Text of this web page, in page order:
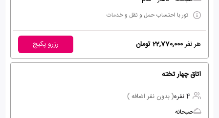
تور با احتساب حمل و نقل و خدمات
هر نفر22,770,000 تومان رزرو پکیج
اتاق چهار تخته
4 نفره
( بدون نفر اضافه )
صبحانه